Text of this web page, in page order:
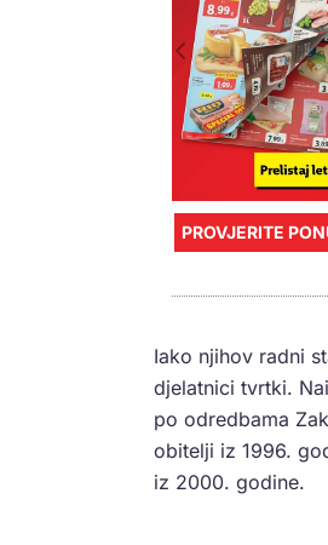
PROVJERITE
Iako njihov radni
djelatnici tvrtki.
po odredbama
obitelji iz 1996.
iz 2000. godine.